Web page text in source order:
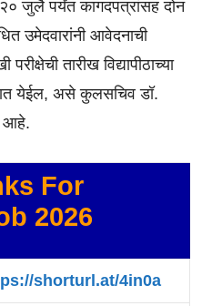
जुलै पर्यंत कागदपत्रांसह दोन
उमेदवारांनी आवेदनाची
परीक्षेची तारीख विद्यापीठाच्या
येईल, असे कुलसचिव डॉ.
आहे.
For
2026
shorturl.at/4in0a